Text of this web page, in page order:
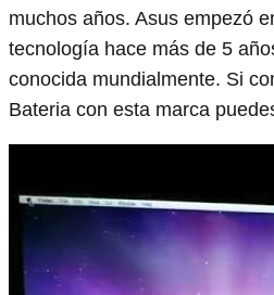
muchos años. Asus empezó
tecnología hace más de 5
conocida mundialmente. Si
Bateria con esta marca